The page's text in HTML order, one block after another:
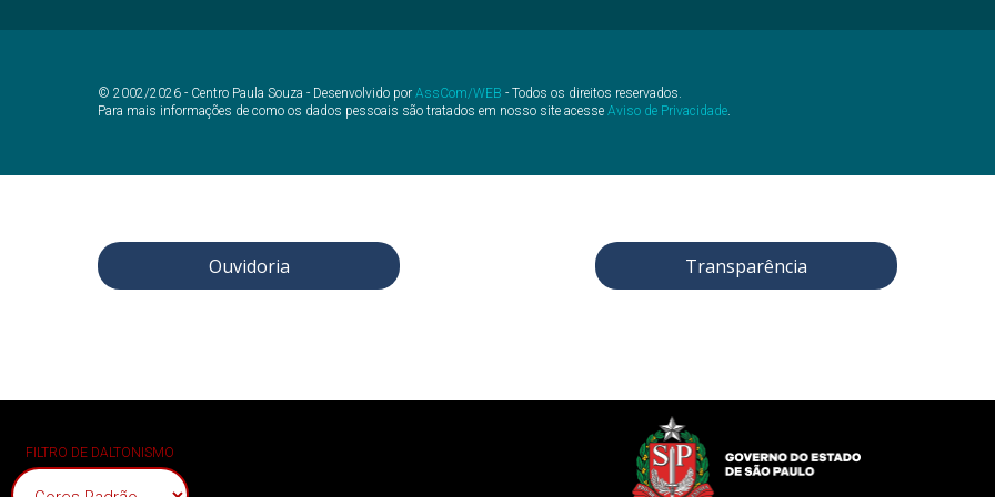
FILTRO DE DALTONISMO
© 2002/2026 - Centro Paula Souza - Desenvolvido por AssCom/WEB - Todos os direitos reservados.
Para mais informações de como os dados pessoais são tratados em nosso site acesse Aviso de Privacidade
Ouvidoria Transparência